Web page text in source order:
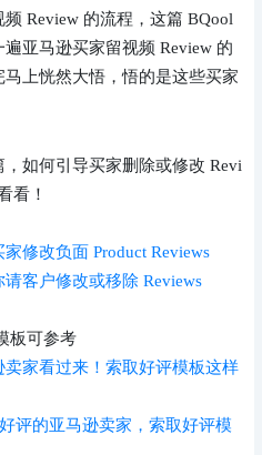
Review 的流程，这篇 BQool
亚马逊买家留视频 Review 的
上恍然大悟，悟的是这些买家
如何引导买家删除或修改 Revi
看！
修改负面 Product Reviews
请客户修改或移除 Reviews
板可参考
卖家看过来！索取好评模板这样
评的亚马逊卖家，索取好评模